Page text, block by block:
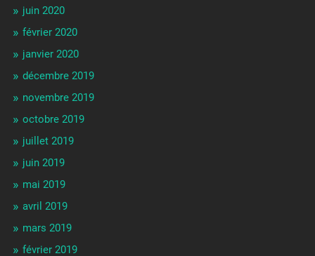
juin 2020
février 2020
janvier 2020
décembre 2019
novembre 2019
octobre 2019
juillet 2019
juin 2019
mai 2019
avril 2019
mars 2019
février 2019